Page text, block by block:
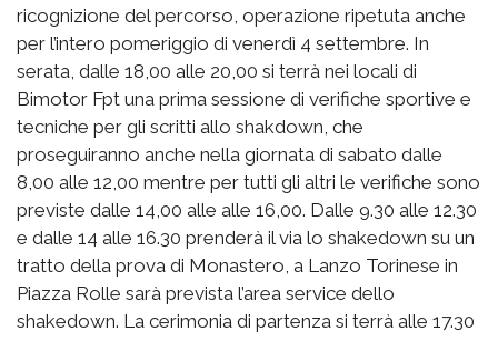
ricognizione del percorso, operazione ripetuta anche
per l’intero pomeriggio di venerdì 4 settembre. In
serata, dalle 18,00 alle 20,00 si terrà nei locali di
Bimotor Fpt una prima sessione di verifiche sportive e
tecniche per gli scritti allo shakdown, che
proseguiranno anche nella giornata di sabato dalle
8,00 alle 12,00 mentre per tutti gli altri le verifiche sono
previste dalle 14,00 alle alle 16,00. Dalle 9.30 alle 12.30
e dalle 14 alle 16.30 prenderà il via lo shakedown su un
tratto della prova di Monastero, a Lanzo Torinese in
Piazza Rolle sarà prevista l’area service dello
shakedown. La cerimonia di partenza si terrà alle 17.30